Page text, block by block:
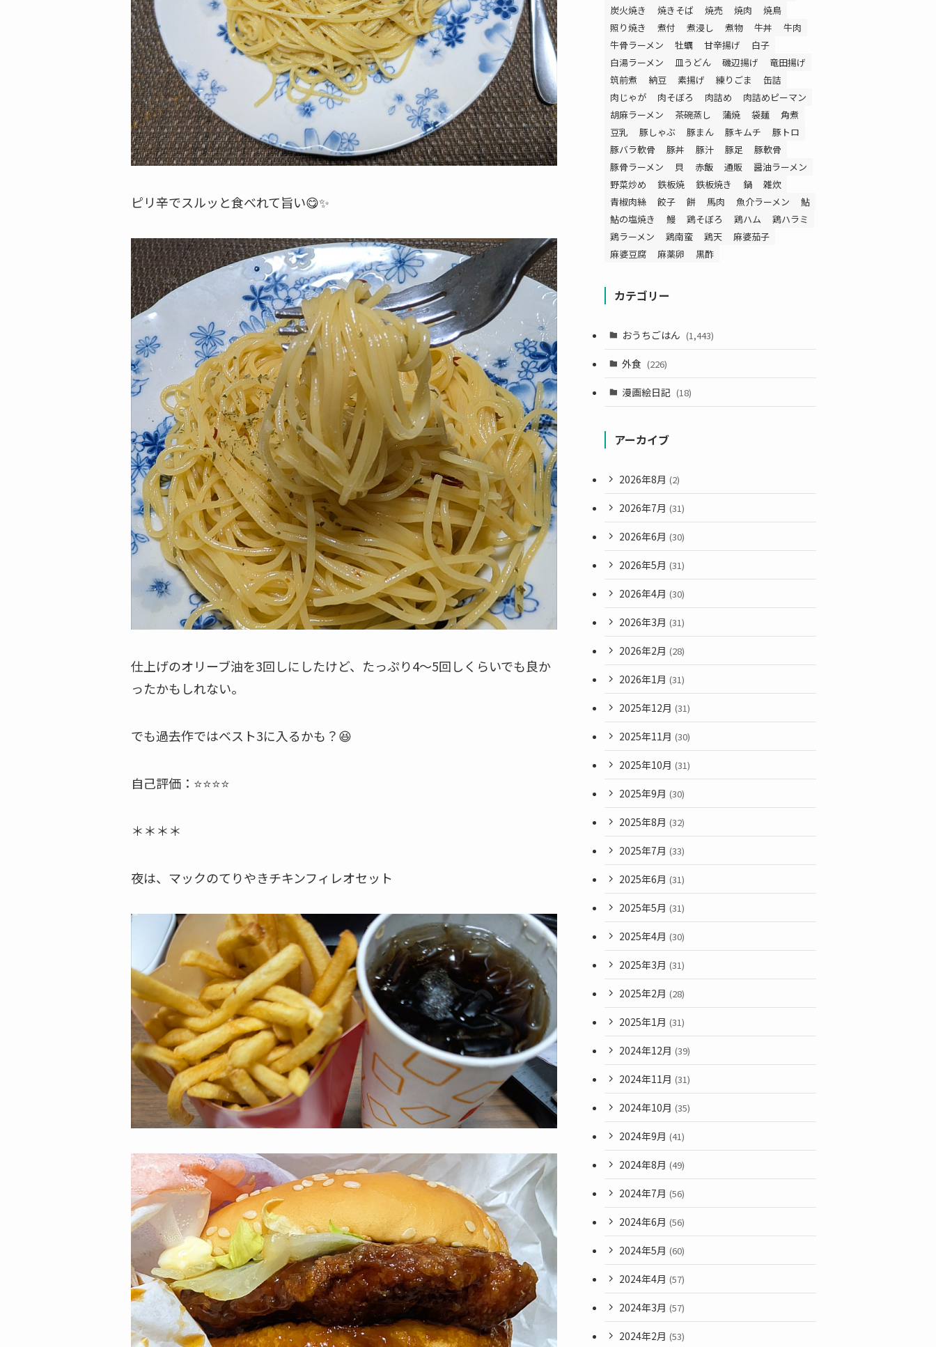
ピリ辛でスルッと食べれて旨い😋✨
仕上げのオリーブ油を3回しにしたけど、たっぷり4〜5回しくらいでも良か
ったかもしれない。
でも過去作ではベスト3に入るかも？😆
自己評価：⭐️⭐️⭐️⭐️
＊＊＊＊
夜は、マックのてりやきチキンフィレオセット
炭火焼き
焼きそば 焼売 焼肉
焼鳥
照り焼き
煮付 煮浸し 煮物 牛丼
牛肉
牛骨ラーメン
牡蠣 甘辛揚げ
白子
白湯ラーメン
皿うどん 磯辺揚げ
竜田揚げ
筑前煮
納豆 素揚げ 練りごま
缶詰
肉じゃが
肉そぼろ 肉詰め
肉詰めピーマン
胡麻ラーメン
茶碗蒸し 蒲焼 袋麺
角煮
豆乳
豚しゃぶ 豚まん 豚キムチ
豚トロ
豚バラ軟骨
豚丼 豚汁 豚足
豚軟骨
豚骨ラーメン
貝 赤飯 通販
醤油ラーメン
野菜炒め
鉄板焼 鉄板焼き 鍋
雑炊
青椒肉絲
餃子 餅 馬肉 魚介ラーメン
鮎
鮎の塩焼き
鰻 鶏そぼろ 鶏ハム
鶏ハラミ
鶏ラーメン
鶏南蛮 鶏天
麻婆茄子
麻婆豆腐
麻薬卵 黒酢
カテゴリー
おうちごはん (1,443)
外食 (226)
漫画絵日記 (18)
アーカイブ
2026年8月 (2)
2026年7月 (31)
2026年6月 (30)
2026年5月 (31)
2026年4月 (30)
2026年3月 (31)
2026年2月 (28)
2026年1月 (31)
2025年12月 (31)
2025年11月 (30)
2025年10月 (31)
2025年9月 (30)
2025年8月 (32)
2025年7月 (33)
2025年6月 (31)
2025年5月 (31)
2025年4月 (30)
2025年3月 (31)
2025年2月 (28)
2025年1月 (31)
2024年12月 (39)
2024年11月 (31)
2024年10月 (35)
2024年9月 (41)
2024年8月 (49)
2024年7月 (56)
2024年6月 (56)
2024年5月 (60)
2024年4月 (57)
2024年3月 (57)
2024年2月 (53)